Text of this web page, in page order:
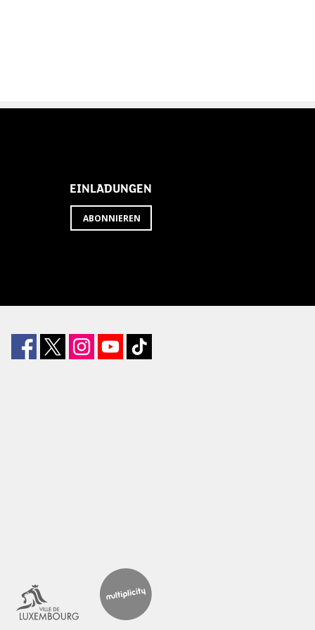
EINLADUNGEN
ABONNIEREN